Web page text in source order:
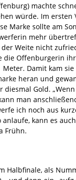
machte
würde. Im ersten
Marke sollte am
mehr
Weite nicht
die Offenburgerin
Meter. Damit kam
heran und
diesmal Gold.
man
ich noch aus
kann es
Frühn.
Halbfinale, als